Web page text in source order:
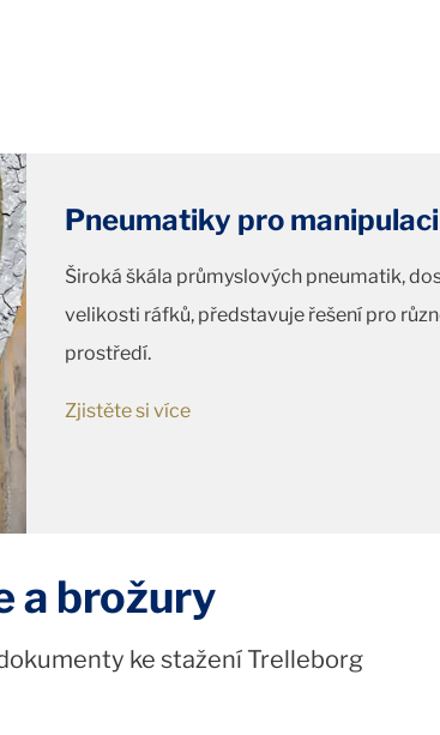
Pneumatiky pro
Široká škála průmyslových pneumatik,
velikosti ráfků, představuje řešení pro
prostředí.
Zjistěte si více
a brožury
ke stažení Trelleborg